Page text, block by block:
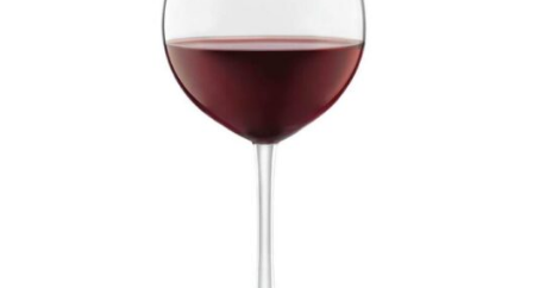
Công Nghệ In
Trên Mọi Chất
Liệu – Tem Đa